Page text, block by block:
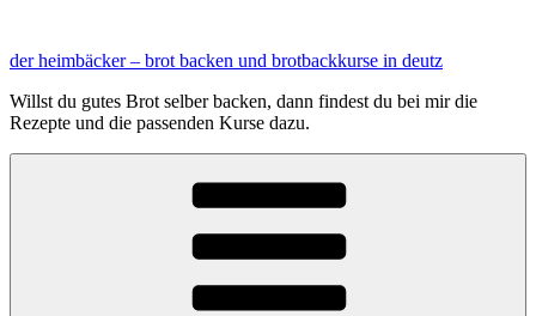
springen
der heimbäcker – brot backen und brotbackkurse in deutz
Willst du gutes Brot selber backen, dann findest du bei mir die
Rezepte und die passenden Kurse dazu.